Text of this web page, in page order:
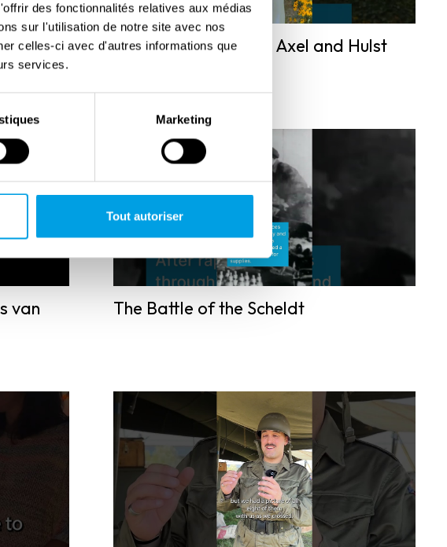
des fonctionnalités relatives aux médias
sur l'utilisation de notre site avec nos
celles-ci avec d'autres informations que
services.
Marketing
Tout autoriser
Battle of the Scheldt Axel and Hulst
van
The Battle of the Scheldt